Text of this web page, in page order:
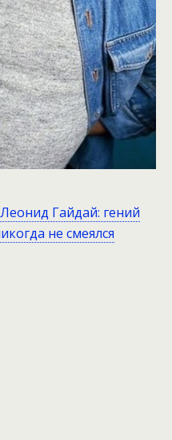
Гайдай: гений
не смеялся